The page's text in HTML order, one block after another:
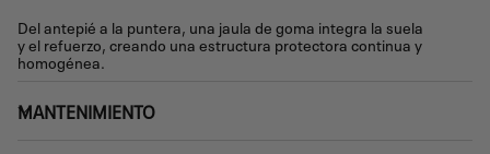
Del antepié a la puntera, una jaula de goma integra la suela
y el refuerzo, creando una estructura protectora continua y
homogénea.
MANTENIMIENTO